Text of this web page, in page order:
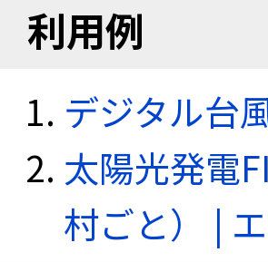
利用例
デジタル台
太陽光発電
村ごと） |